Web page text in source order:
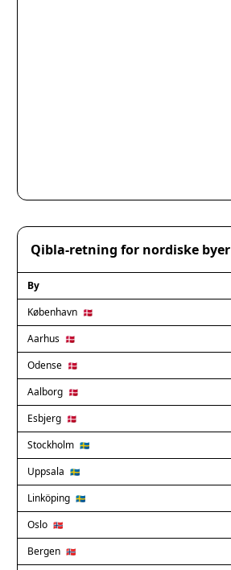
Qibla-retning for nordiske byer
By
København 🇩🇰
Aarhus 🇩🇰
Odense 🇩🇰
Aalborg 🇩🇰
Esbjerg 🇩🇰
Stockholm 🇸🇪
Uppsala 🇸🇪
Linköping 🇸🇪
Oslo 🇳🇴
Bergen 🇳🇴